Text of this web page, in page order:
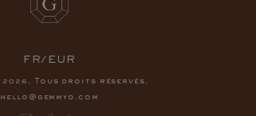
FR/EUR
2026 . Tous droits réservés.
hello@gemmyo.com